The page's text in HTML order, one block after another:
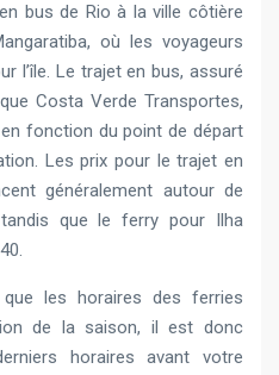
bus de Rio à la ville côtière
où les voyageurs
l’île. Le trajet en bus, assuré
Costa Verde Transportes,
fonction du point de départ
Les prix pour le trajet en
généralement autour de
tandis que le ferry pour Ilha
les horaires des ferries
de la saison, il est donc
horaires avant votre